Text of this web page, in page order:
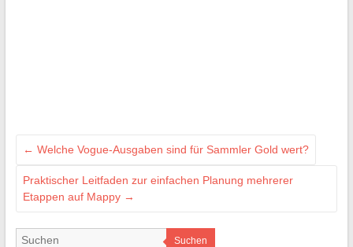
← Welche Vogue-Ausgaben sind für Sammler Gold wert?
Praktischer Leitfaden zur einfachen Planung mehrerer
Etappen auf Mappy →
Suchen